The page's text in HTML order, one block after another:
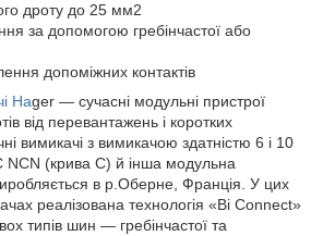
дроту до 25 мм2
за допомогою гребінчастої або
допоміжних контактів
Hager — сучасні модульні пристрої
від перевантажень і коротких
вимикачі з вимикачою здатністю 6 і 10
NCN (крива С) й інша модульна
в р.Оберне, Франція. У цих
реалізована технологія «Bi Connect»
типів шин — гребінчастої та